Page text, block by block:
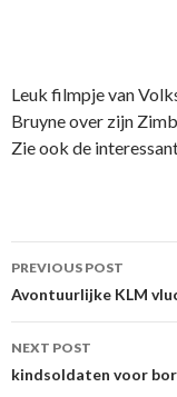
Leuk filmpje van
Bruyne over zijn
Zie ook de
Post
navigation
PREVIOUS POST
Avontuurlijke KLM
NEXT POST
kindsoldaten voor